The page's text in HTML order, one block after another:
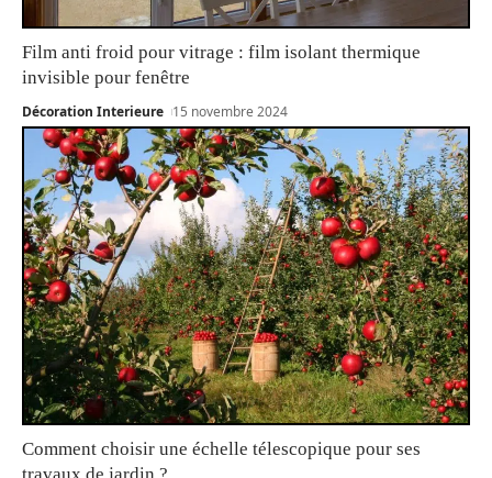
Film anti froid pour vitrage : film isolant thermique
invisible pour fenêtre
Décoration Interieure 15 novembre 2024
Comment choisir une échelle télescopique pour ses
travaux de jardin ?